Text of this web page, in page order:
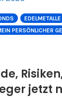
EDELMETALLE
PERSÖNLICHER
jetzt